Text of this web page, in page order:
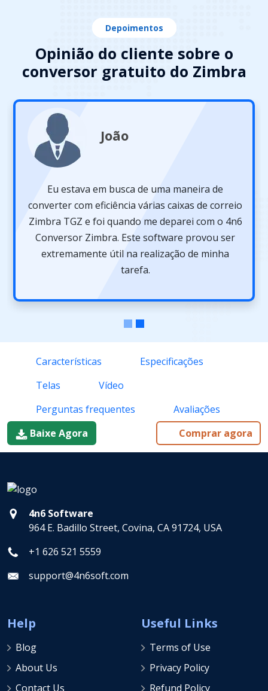
Depoimentos
Opinião do cliente sobre o
conversor gratuito do Zimbra
João
Eu estava em busca de uma maneira de
converter com eficiência várias caixas de correio
Zimbra TGZ e foi quando me deparei com o 4n6
Conversor Zimbra. Este software provou ser
extremamente útil na realização de minha
tarefa.
Características
Especificações
Telas
Vídeo
Perguntas frequentes
Avaliações
Baixe Agora
Comprar agora
4n6 Software
964 E. Badillo Street, Covina, CA 91724, USA
+1 626 521 5559
support@4n6soft.com
Help
Blog
About Us
Contact Us
Useful Links
Terms of Use
Privacy Policy
Refund Policy